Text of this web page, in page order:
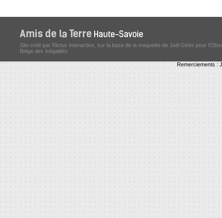
Site créé par Rictus Interactive, sur la base de la maquette de Joël Girès pour
Belge des Inégalités
Remerciements :